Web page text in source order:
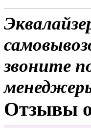
звоните
Отзывы